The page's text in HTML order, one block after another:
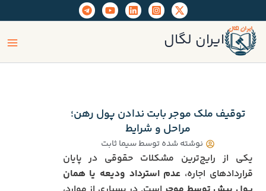
به
محتوا
ایران لگال
توقیف ملک موجر بابت ندادن پول رهن؛
مراحل و شرایط
نوشته شده توسطسیما ثابت
یکی از رایج‌ترین مشکلات حقوقی در پایان
قراردادهای اجاره، عدم استرداد ودیعه یا همان